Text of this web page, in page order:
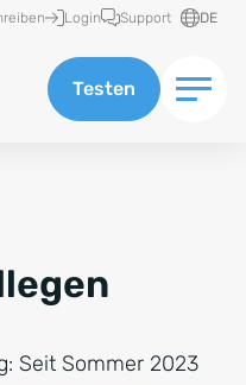
Login Support DE
Testen
Seit Sommer 2023